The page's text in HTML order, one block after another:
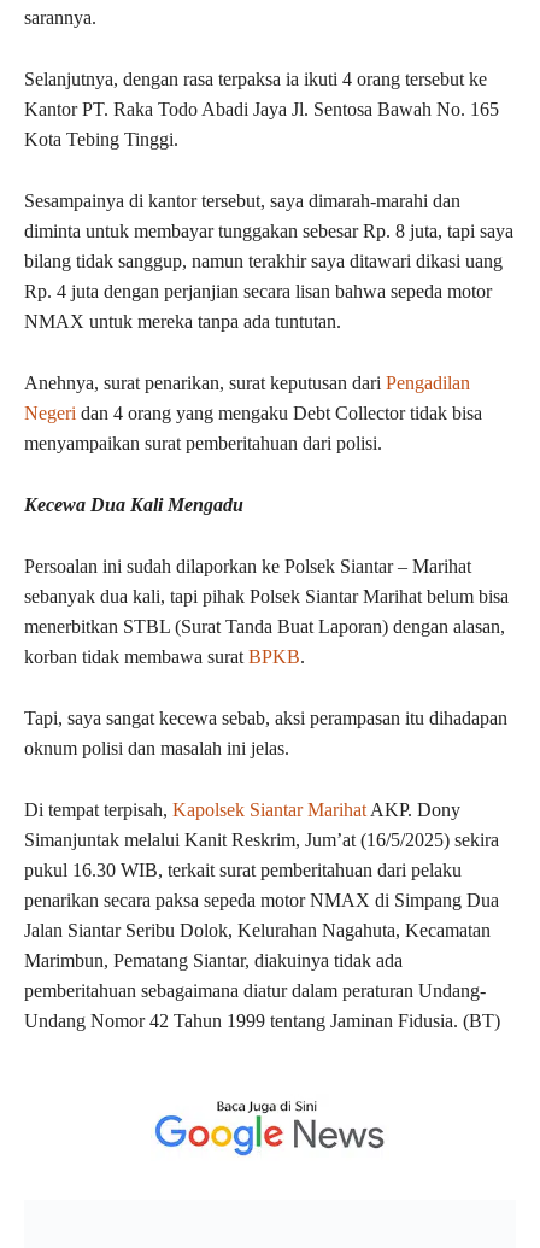
sarannya.
Selanjutnya, dengan rasa terpaksa ia ikuti 4 orang tersebut ke
Kantor PT. Raka Todo Abadi Jaya Jl. Sentosa Bawah No. 165
Kota Tebing Tinggi.
Sesampainya di kantor tersebut, saya dimarah-marahi dan
diminta untuk membayar tunggakan sebesar Rp. 8 juta, tapi saya
bilang tidak sanggup, namun terakhir saya ditawari dikasi uang
Rp. 4 juta dengan perjanjian secara lisan bahwa sepeda motor
NMAX untuk mereka tanpa ada tuntutan.
Anehnya, surat penarikan, surat keputusan dari Pengadilan
Negeri dan 4 orang yang mengaku Debt Collector tidak bisa
menyampaikan surat pemberitahuan dari polisi.
Kecewa Dua Kali Mengadu
Persoalan ini sudah dilaporkan ke Polsek Siantar – Marihat
sebanyak dua kali, tapi pihak Polsek Siantar Marihat belum bisa
menerbitkan STBL (Surat Tanda Buat Laporan) dengan alasan,
korban tidak membawa surat BPKB.
Tapi, saya sangat kecewa sebab, aksi perampasan itu dihadapan
oknum polisi dan masalah ini jelas.
Di tempat terpisah, Kapolsek Siantar Marihat AKP. Dony
Simanjuntak melalui Kanit Reskrim, Jum’at (16/5/2025) sekira
pukul 16.30 WIB, terkait surat pemberitahuan dari pelaku
penarikan secara paksa sepeda motor NMAX di Simpang Dua
Jalan Siantar Seribu Dolok, Kelurahan Nagahuta, Kecamatan
Marimbun, Pematang Siantar, diakuinya tidak ada
pemberitahuan sebagaimana diatur dalam peraturan Undang-
Undang Nomor 42 Tahun 1999 tentang Jaminan Fidusia. (BT)